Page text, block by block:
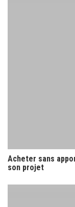
Acheter sans
son projet